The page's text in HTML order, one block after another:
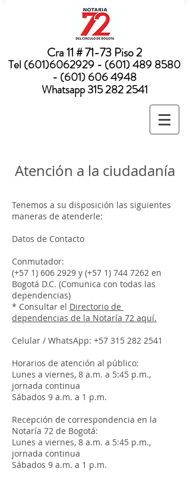
Cra 11 # 71-73 Piso 2
Tel (601)6062929 - (601) 4898580
- (601) 606 4948
Whatsapp315 282 2541
Atención a la ciudadanía
Tenemos a su disposición las siguientes
maneras de atenderle:
Datos de Contacto
Conmutador:
(+57 1) 606 2929 y (+57 1) 744 7262 en
Bogotá D.C. (Comunica con todas las
dependencias)
* Consultar el Directorio de
dependencias de la Notaría 72 aquí.
Celular / WhatsApp: +57 315 282 2541
Horarios de atención al público:
Lunes a viernes, 8 a.m. a 5:45 p.m.,
jornada continua
Sábados 9 a.m. a 1 p.m.
Recepción de correspondencia en la
Notaría 72 de Bogotá:
Lunes a viernes, 8 a.m. a 5:45 p.m.,
jornada continua
Sábados 9 a.m. a 1 p.m.